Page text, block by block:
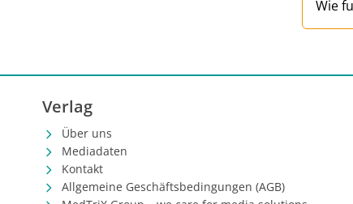
Wie
Verlag
Über uns
Mediadaten
Kontakt
Allgemeine Geschäftsbedingungen (AGB)